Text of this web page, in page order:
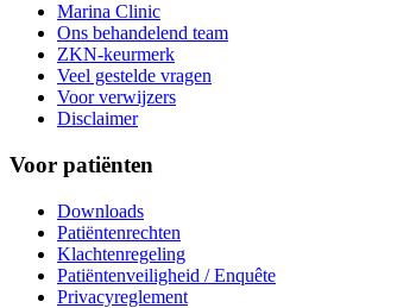
Marina Clinic
Ons behandelend team
ZKN-keurmerk
Veel gestelde vragen
Voor verwijzers
Disclaimer
Voor patiënten
Downloads
Patiëntenrechten
Klachtenregeling
Patiëntenveiligheid / Enquête
Privacyreglement